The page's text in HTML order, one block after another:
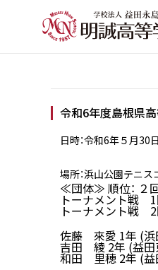
令和6年度島根県
日時：令和6年５月30
場所：浜山公園テニス
≪団体≫ 順位： ２
トーナメント戦
トーナメント戦
佐藤 來愛 1年 (浜
吉田 綾 2年 (益田
和田 里穂 2年 (益